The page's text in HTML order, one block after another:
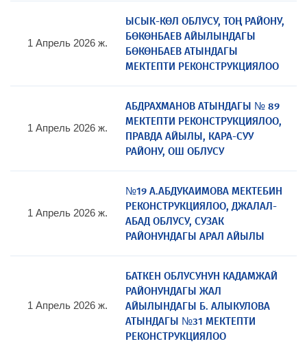
1 Апрель 2026 ж.
ЫСЫК-КӨЛ ОБЛУСУ, ТОҢ РАЙОНУ,
БӨКӨНБАЕВ АЙЫЛЫНДАГЫ
БӨКӨНБАЕВ АТЫНДАГЫ
МЕКТЕПТИ РЕКОНСТРУКЦИЯЛОО
1 Апрель 2026 ж.
АБДРАХМАНОВ АТЫНДАГЫ № 89
МЕКТЕПТИ РЕКОНСТРУКЦИЯЛОО,
ПРАВДА АЙЫЛЫ, КАРА-СУУ
РАЙОНУ, ОШ ОБЛУСУ
1 Апрель 2026 ж.
№19 А.АБДУКАИМОВА МЕКТЕБИН
РЕКОНСТРУКЦИЯЛОО, ДЖАЛАЛ-
АБАД ОБЛУСУ, СУЗАК
РАЙОНУНДАГЫ АРАЛ АЙЫЛЫ
1 Апрель 2026 ж.
БАТКЕН ОБЛУСУНУН КАДАМЖАЙ
РАЙОНУНДАГЫ ЖАЛ
АЙЫЛЫНДАГЫ Б. АЛЫКУЛОВА
АТЫНДАГЫ №31 МЕКТЕПТИ
РЕКОНСТРУКЦИЯЛОО